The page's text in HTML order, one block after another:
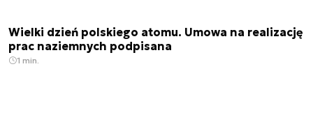
Wielki dzień polskiego atomu. Umowa na realizację
prac naziemnych podpisana
1 min.